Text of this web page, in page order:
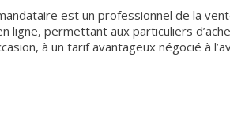
est un professionnel de la
ligne, permettant aux particuliers
à un tarif avantageux négocié à